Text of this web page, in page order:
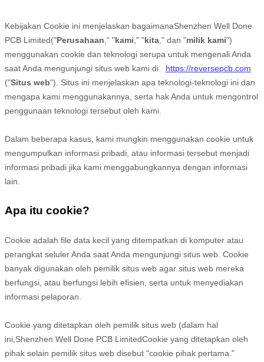
Kebijakan Cookie ini menjelaskan bagaimanaShenzhen Well Done
PCB Limited("Perusahaan ," "kami ," "kita ," dan "milik kami")
menggunakan cookie dan teknologi serupa untuk mengenali Anda
saat Anda mengunjungi situs web kami di
https://reversepcb.com
("Situs web"). Situs ini menjelaskan apa teknologi-teknologi ini dan
mengapa kami menggunakannya, serta hak Anda untuk mengontrol
penggunaan teknologi tersebut oleh kami.
Dalam beberapa kasus, kami mungkin menggunakan cookie untuk
mengumpulkan informasi pribadi, atau informasi tersebut menjadi
informasi pribadi jika kami menggabungkannya dengan informasi
lain.
Apa itu cookie?
Cookie adalah file data kecil yang ditempatkan di komputer atau
perangkat seluler Anda saat Anda mengunjungi situs web. Cookie
banyak digunakan oleh pemilik situs web agar situs web mereka
berfungsi, atau berfungsi lebih efisien, serta untuk menyediakan
informasi pelaporan.
Cookie yang ditetapkan oleh pemilik situs web (dalam hal
ini, Shenzhen Well Done PCB LimitedCookie yang ditetapkan oleh
pihak selain pemilik situs web disebut "cookie pihak pertama."